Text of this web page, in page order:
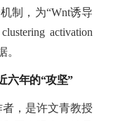
制，为“Wnt诱导
activation
。
六年的“攻坚”
，是许文青教授